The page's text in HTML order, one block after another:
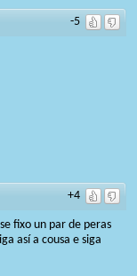
-5
+4
fixo un par de peras
así a cousa e siga